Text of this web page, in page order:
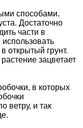
способами.
Достаточно
части в
открытый грунт.
зацветает
в которых
ветру, и так